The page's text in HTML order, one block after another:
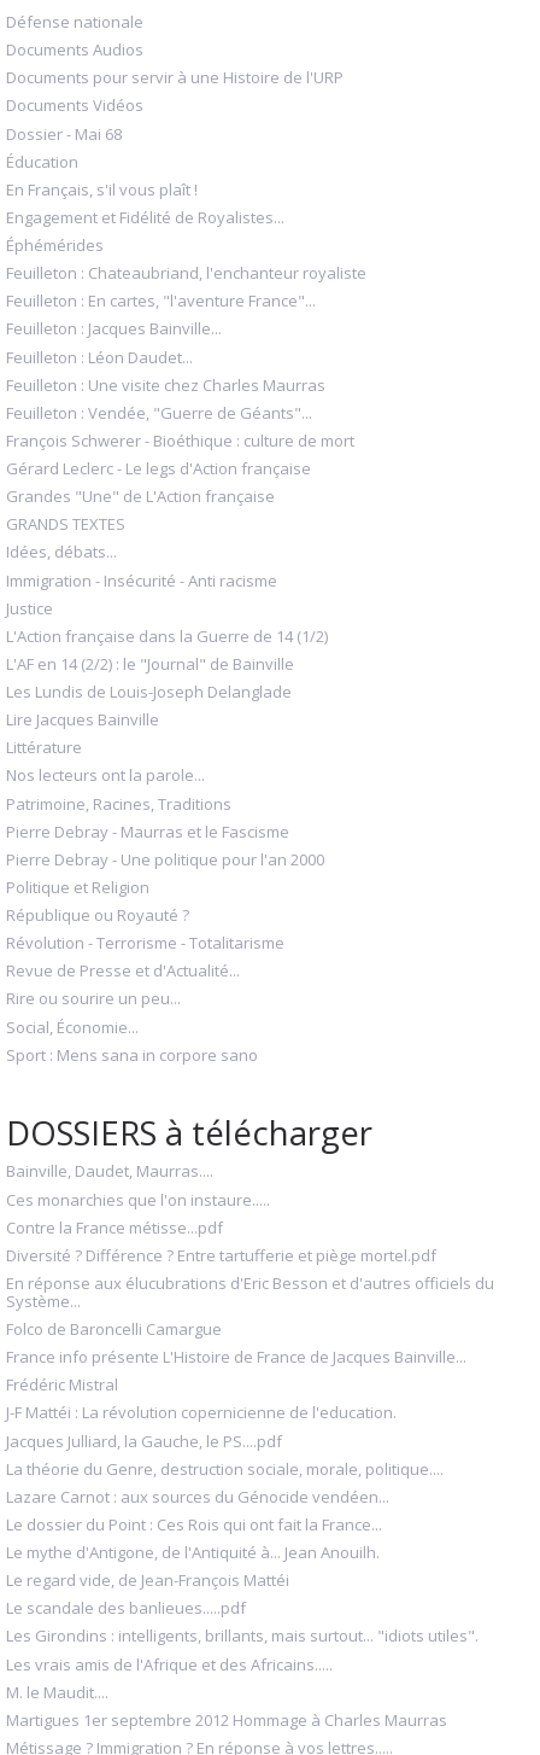
Défense nationale
Documents Audios
Documents pour servir à une Histoire de l'URP
Documents Vidéos
Dossier - Mai 68
Éducation
En Français, s'il vous plaît !
Engagement et Fidélité de Royalistes...
Éphémérides
Feuilleton : Chateaubriand, l'enchanteur royaliste
Feuilleton : En cartes, "l'aventure France"...
Feuilleton : Jacques Bainville...
Feuilleton : Léon Daudet...
Feuilleton : Une visite chez Charles Maurras
Feuilleton : Vendée, "Guerre de Géants"...
François Schwerer - Bioéthique : culture de mort
Gérard Leclerc - Le legs d'Action française
Grandes "Une" de L'Action française
GRANDS TEXTES
Idées, débats...
Immigration - Insécurité - Anti racisme
Justice
L'Action française dans la Guerre de 14 (1/2)
L'AF en 14 (2/2) : le "Journal" de Bainville
Les Lundis de Louis-Joseph Delanglade
Lire Jacques Bainville
Littérature
Nos lecteurs ont la parole...
Patrimoine, Racines, Traditions
Pierre Debray - Maurras et le Fascisme
Pierre Debray - Une politique pour l'an 2000
Politique et Religion
République ou Royauté ?
Révolution - Terrorisme - Totalitarisme
Revue de Presse et d'Actualité...
Rire ou sourire un peu...
Social, Économie...
Sport : Mens sana in corpore sano
DOSSIERS à télécharger
Bainville, Daudet, Maurras....
Ces monarchies que l'on instaure.....
Contre la France métisse...pdf
Diversité ? Différence ? Entre tartufferie et piège mortel.pdf
En réponse aux élucubrations d'Eric Besson et d'autres officiels du
Système...
Folco de Baroncelli Camargue
France info présente L'Histoire de France de Jacques Bainville...
Frédéric Mistral
J-F Mattéi : La révolution copernicienne de l'education.
Jacques Julliard, la Gauche, le PS....pdf
La théorie du Genre, destruction sociale, morale, politique....
Lazare Carnot : aux sources du Génocide vendéen...
Le dossier du Point : Ces Rois qui ont fait la France...
Le mythe d'Antigone, de l'Antiquité à... Jean Anouilh.
Le regard vide, de Jean-François Mattéi
Le scandale des banlieues.....pdf
Les Girondins : intelligents, brillants, mais surtout... "idiots utiles".
Les vrais amis de l'Afrique et des Africains.....
M. le Maudit....
Martigues 1er septembre 2012 Hommage à Charles Maurras
Métissage ? Immigration ? En réponse à vos lettres.....